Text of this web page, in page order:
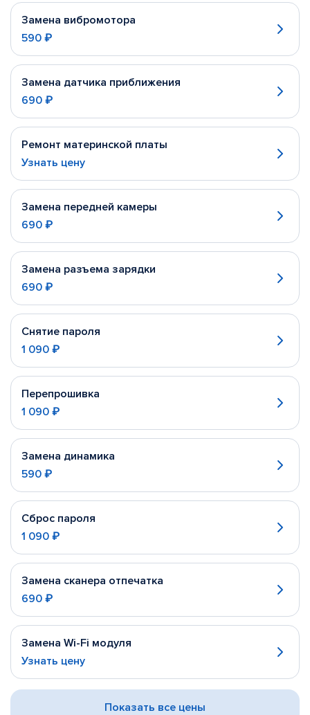
Замена вибромотора
590 ₽
Замена датчика приближения
690 ₽
Ремонт материнской платы
Узнать цену
Замена передней камеры
690 ₽
Замена разъема зарядки
690 ₽
Снятие пароля
1 090 ₽
Перепрошивка
1 090 ₽
Замена динамика
590 ₽
Сброс пароля
1 090 ₽
Замена сканера отпечатка
690 ₽
Замена Wi-Fi модуля
Узнать цену
Показать все цены